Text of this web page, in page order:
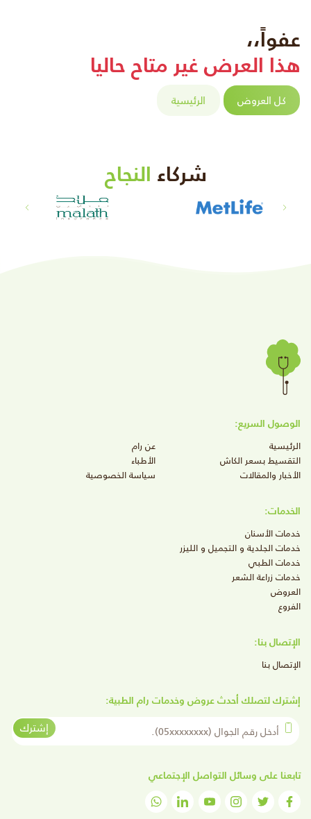
عفواً،،
هذا العرض غير متاح حاليا
كل العروض الرئيسية
شركاء النجاح
الوصول السريع:
الرئيسية
عن رام
التقسيط بسعر الكاش
الأطباء
الأخبار والمقالات
سياسة الخصوصية
الخدمات:
خدمات الأسنان
خدمات الجلدية و التجميل و الليزر
خدمات الطبي
خدمات زراعة الشعر
العروض
الفروع
الإتصال بنا:
الإتصال بنا
إشترك لتصلك أحدث عروض وخدمات رام الطبية:
أدخل رقم الجوال
إشترك
تابعنا على وسائل التواصل الإجتماعي